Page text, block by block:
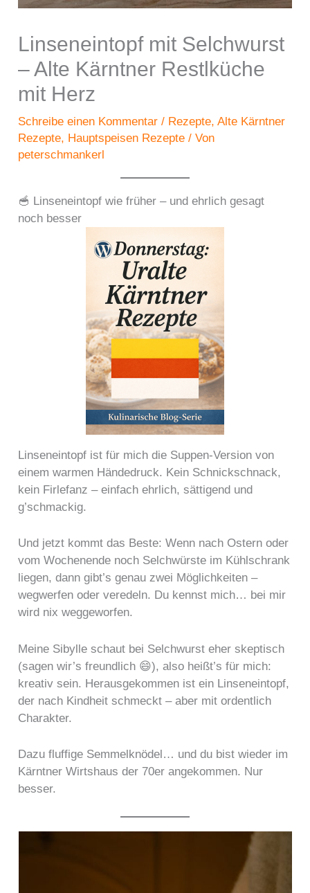
Linseneintopf mit Selchwurst
– Alte Kärntner Restlküche
mit Herz
Schreibe einen Kommentar / Rezepte,Alte Kärntner
Rezepte, Hauptspeisen Rezepte / Von
peterschmankerl
🥣 Linseneintopf wie früher – und ehrlich gesagt
noch besser
Linseneintopf ist für mich die Suppen-Version von
einem warmen Händedruck. Kein Schnickschnack,
kein Firlefanz – einfach ehrlich, sättigend und
g’schmackig.
Und jetzt kommt das Beste: Wenn nach Ostern oder
vom Wochenende noch Selchwürste im Kühlschrank
liegen, dann gibt’s genau zwei Möglichkeiten –
wegwerfen oder veredeln. Du kennst mich… bei mir
wird nix weggeworfen.
Meine Sibylle schaut bei Selchwurst eher skeptisch
(sagen wir’s freundlich 😄), also heißt’s für mich:
kreativ sein. Herausgekommen ist ein Linseneintopf,
der nach Kindheit schmeckt – aber mit ordentlich
Charakter.
Dazu fluffige Semmelknödel… und du bist wieder im
Kärntner Wirtshaus der 70er angekommen. Nur
besser.